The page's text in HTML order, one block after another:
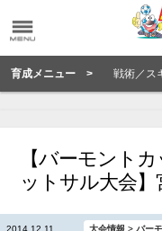
育成メニュー > 戦術／ス
【バーモント
ットサル大会】